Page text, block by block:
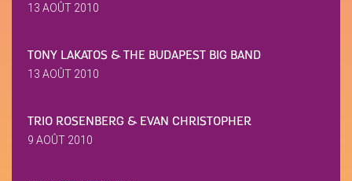
13 AOÛT 2010
TONY LAKATOS & THE BUDAPEST BIG BAND
13 AOÛT 2010
TRIO ROSENBERG & EVAN CHRISTOPHER
9 AOÛT 2010